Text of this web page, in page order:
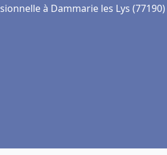
à Dammarie les Lys (77190)